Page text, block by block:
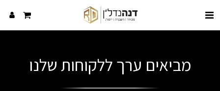
מביאים ערך ללקוחות שלנו